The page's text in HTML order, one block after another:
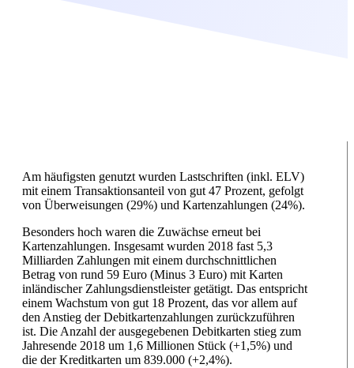
Am häufigsten genutzt wurden Lastschriften (inkl. ELV)
mit einem Transaktionsanteil von gut 47 Prozent, gefolgt
von Überweisungen (29%) und Kartenzahlungen (24%).
Besonders hoch waren die Zuwächse erneut bei
Kartenzahlungen. Insgesamt wurden 2018 fast 5,3
Milliarden Zahlungen mit einem durchschnittlichen
Betrag von rund 59 Euro (Minus 3 Euro) mit Karten
inländischer Zahlungsdienstleister getätigt. Das entspricht
einem Wachstum von gut 18 Prozent, das vor allem auf
den Anstieg der Debitkartenzahlungen zurückzuführen
ist. Die Anzahl der ausgegebenen Debitkarten stieg zum
Jahresende 2018 um 1,6 Millionen Stück (+1,5%) und
die der Kreditkarten um 839.000 (+2,4%).